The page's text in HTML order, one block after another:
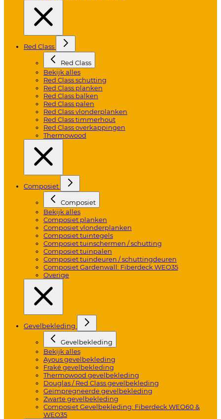
Red Class
Red Class
Bekijk alles
Red Class schutting
Red Class planken
Red Class balken
Red Class palen
Red Class vlonderplanken
Red Class timmerhout
Red Class overkappingen
Thermowood
Composiet
Composiet
Bekijk alles
Composiet planken
Composiet vlonderplanken
Composiet tuintegels
Composiet tuinschermen / schutting
Composiet tuinpalen
Composiet tuindeuren / schuttingdeuren
Composiet Gardenwall: Fiberdeck WEO35
Overige
Gevelbekleding
Gevelbekleding
Bekijk alles
Ayous gevelbekleding
Fraké gevelbekleding
Thermowood gevelbekleding
Douglas / Red Class gevelbekleding
Geïmpregneerde gevelbekleding
Zwarte gevelbekleding
Composiet Gevelbekleding: Fiberdeck WEO60 &
WEO35